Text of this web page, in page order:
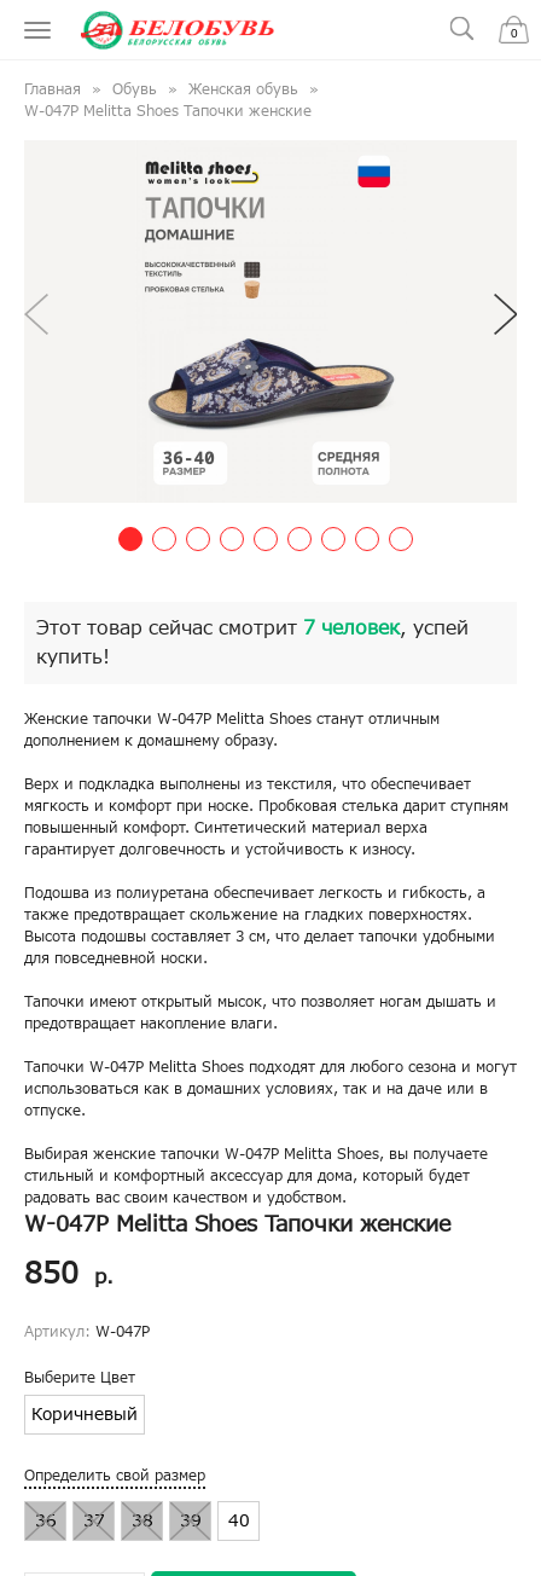
0
Главная Обувь
Женская обувь
W-047P Melitta Shoes Тапочки женские
Этот товар сейчас смотрит 7 человек, успей
купить!
Женские тапочки W-047P Melitta Shoes станут отличным
дополнением к домашнему образу.
Верх и подкладка выполнены из текстиля, что обеспечивает
мягкость и комфорт при носке. Пробковая стелька дарит ступням
повышенный комфорт. Синтетический материал верха
гарантирует долговечность и устойчивость к износу.
Подошва из полиуретана обеспечивает легкость и гибкость, а
также предотвращает скольжение на гладких поверхностях.
Высота подошвы составляет 3 см, что делает тапочки удобными
для повседневной носки.
Тапочки имеют открытый мысок, что позволяет ногам дышать и
предотвращает накопление влаги.
Тапочки W-047P Melitta Shoes подходят для любого сезона и могут
использоваться как в домашних условиях, так и на даче или в
отпуске.
Выбирая женские тапочки W-047P Melitta Shoes, вы получаете
стильный и комфортный аксессуар для дома, который будет
радовать вас своим качеством и удобством.
W-047P Melitta Shoes Тапочки женские
850 р.
Артикул: W-047P
Выберите Цвет
Коричневый
Определить свой размер
36 37 38 39 40